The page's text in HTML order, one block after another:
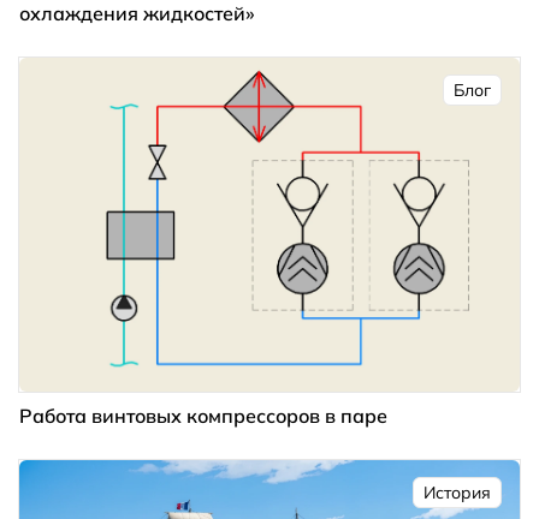
охлаждения жидкостей»
Блог
Работа винтовых компрессоров в паре
История